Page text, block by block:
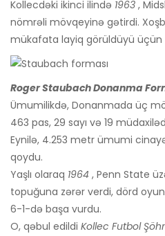
Kollecdəki ikinci ilində 1963 ,
nömrəli mövqeyinə gətirdi.
mükafata layiq görüldüyü üçün
Roger Staubach Donanma
Ümumilikdə, Donanmada üç
463 pas, 29 sayı və 19
Eynilə, 4.253 metr ümumi
qoydu.
Yaşlı olaraq 1964 , Penn State
topuğuna zərər verdi, dörd
6-1-də başa vurdu.
O, qəbul edildi Kollec Futbol